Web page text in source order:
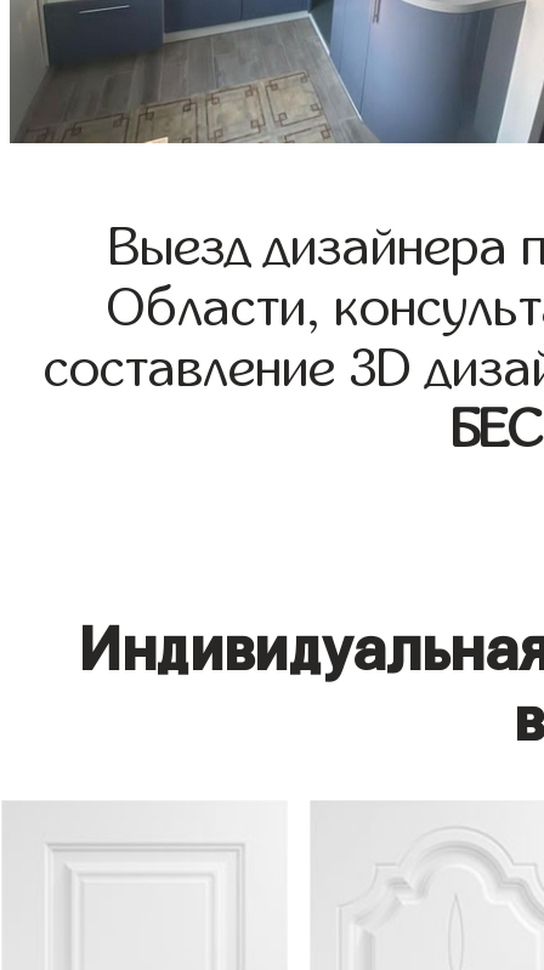
Выезд дизайнера
Области,
составление 3D